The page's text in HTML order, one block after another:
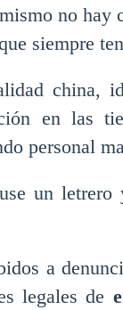
no
siempre
china,
en las
personal
un
a
legales de